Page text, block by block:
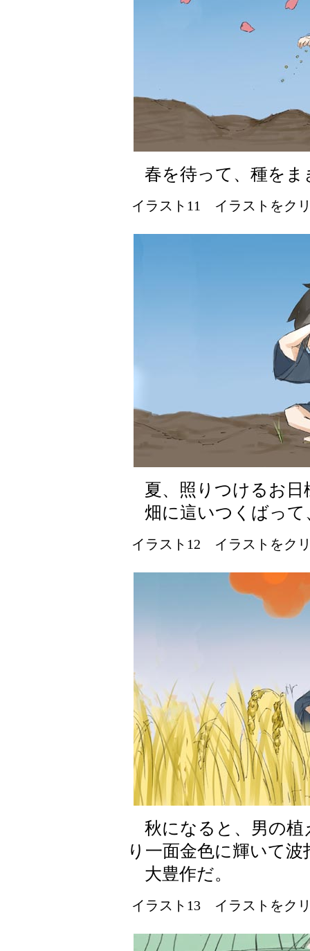
春を待って、種をま
イラスト11 イラストをク
夏、照りつけるお日
畑に這いつくばって
イラスト12 イラストをク
秋になると、男の植
り一面金色に輝いて波
大豊作だ。
イラスト13 イラストをク